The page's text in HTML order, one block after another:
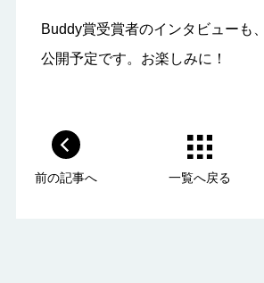
Buddy賞受賞者のインタビューも
公開予定です。お楽しみに！
前の記事へ 一覧へ戻る